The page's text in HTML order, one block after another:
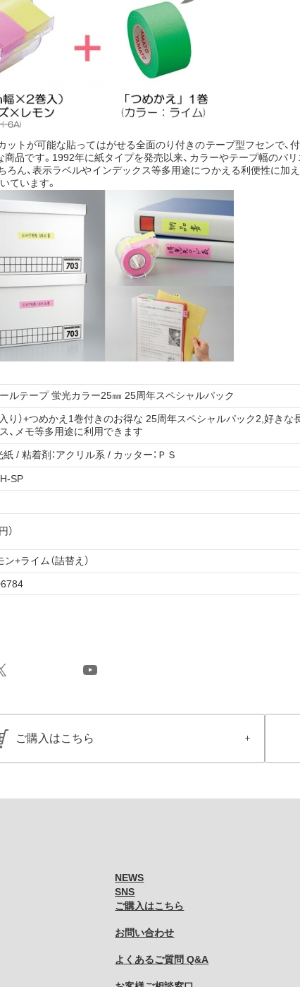
ットが可能な貼ってはがせる全面のり付きのテープ型フセンで
品です。1992年に紙タイプを発売以来、カラーやテープ幅の
ろん、表示ラベルやインデックス等多用途につかえる利便性に
ています。
ルテープ 蛍光カラー25㎜ 25周年スペシャルパック
入り）+つめかえ1巻付きのお得な 25周年スペシャルパック2,好き
、メモ等多用途に利用できます
紙 / 粘着剤：アクリル系 / カッター：ＰＳ
SP
）
+ライム（詰替え）
YouTube
ご購入はこちら
NEWS
SNS
ご購入はこちら
お問い合わせ
よくあるご質問 Q&A